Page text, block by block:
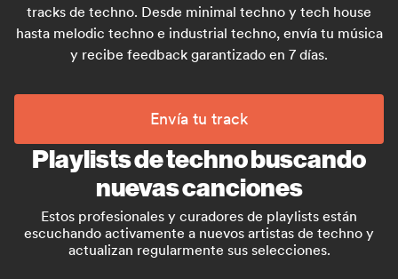
tracks de techno. Desde minimal techno y tech house
hasta melodic techno e industrial techno, envía tu música
y recibe feedback garantizado en 7 días.
Envía tu track
Playlists de techno buscando
nuevas canciones
Estos profesionales y curadores de playlists están
escuchando activamente a nuevos artistas de techno y
actualizan regularmente sus selecciones.